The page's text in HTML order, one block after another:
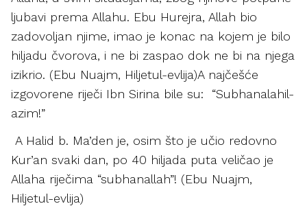
ljubavi prema Allahu. Ebu Hurejra, Allah bio
zadovoljan njime, imao je konac na kojem je bilo
hiljadu čvorova, i ne bi zaspao dok ne bi na njega
izikrio. (Ebu Nuajm, Hiljetul-evlija)A najčešće
izgovorene riječi Ibn Sirina bile su: “Subhanalahil-
azim!”
A Halid b. Ma’den je, osim što je učio redovno
Kur’an svaki dan, po 40 hiljada puta veličao je
Allaha riječima “subhanallah”! (Ebu Nuajm,
Hiljetul-evlija)